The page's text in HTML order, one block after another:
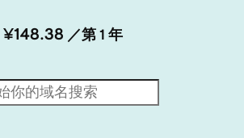
¥148.38 ／第 1 年